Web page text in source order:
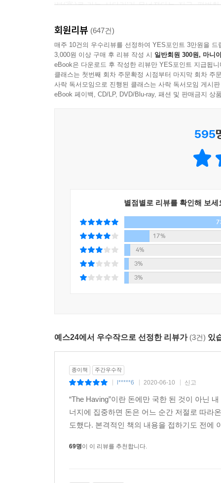
들이 부를 형성한 과정을 봐도 Having은 분명 부로
--- p.92
“진짜 부자는 돈을 쓰면서 그것을 기쁨으로 누릴
핵심이에요. 그 감정 에너지로 돈을 끌어당기거든
집중하는 데서 시작해요. 그 감정이 커져갈수록
매일 새벽 네 시에 하루를 시작하는 것. 어린 시
에 집중한 뒤 수많은 사례들을 비교하고 분석해
그녀가 쓰는 분석 방법은 다양하다. 그중 하나가
이다. 부자들의 데이터는 재산의 크기와 성격에
라 분석된다. 금융 자산에서는 주식, 채권, 파생
벌었는지, 이 모든 것이 구체적으로 살펴진다.
부자들은 재산 규모에 따라 한 번 더 나뉘게 된다
단계로 구분되는 것이다. 여기에 중산층 및 서민
생명력과 연결되어 있죠. 어떤 인공지능도 표현
져다주는 원천이 될 수 있어요.”
--- p.149
그녀가 컵을 좌우로 흔들더니 움직임을 멈추고
‘부(富)로 가는 사다리’가 무너졌다는 지금, 평범
‘낮다’고 답한 것이다. 더욱이 인공지능(AI)으
불안감은 더욱 커지고 있다.?
이처럼 ‘수저론’이 대세를 이루는 이 시대에 자
원하는 삶을 향해 편안하게 나아갈 수 있는 방법
뛰어난 학벌, 남다른 재능이 없어도 누구나 자
가장 간단하고 효율적인 방법은 이것이에요.”
감정만으로 충분히 조절할 수 있어요.”
“자신이 진정으로 원하는 것을 따라가다 보면
되는 거예요. 노를 저을 것도 없이 그저 보트를 탄
저자 이서윤은 수만 건의 사례를 직접 분석한 결
“Having은 단 돈 1달러라도 ‘지금 나에게 돈이 있
“행운은 우리의 노력에 곱셈이 되는 것이지 덧셈이
“때론 기다림도 필요합니다. 여기서 기다리는
반드시 가장 큰 과실을 딸 수 있답니다.”
“불안과 긴장의 자석은 돈을 밀어내고, 기쁨과 편
-본문 중에서
홍주연에게는 예상치 못한 행운들이 찾아왔고
회원리뷰 (647건)
매주 10건의 우수리뷰를 선정하여 YES포인트 3만원을 드
3,000원 이상 구매 후 리뷰 작성 시 일반회원 300원, 마니
eBook은 다운로드 후 작성한 리뷰만 YES포인트 지급됩니
클래스는 첫번째 회차 주문확정 시점부터 마지막 회차 주
사락 독서모임으로 진행된 클래스는 사락 독서모임 게시
eBook 페이백, CD/LP, DVD/Blu-ray, 패션 및 판매금지 상
595
별점별로 리뷰를 확인해 보세
17%
4%
3%
3%
예스24에서 우수작으로 선정한 리뷰가 (3건) 있
종이책 주간우수작
l*****6 2020-06-10 신고
“The Having”이란 돈에만 국한 된 것이 아닌
너지에 집중하면 돈은 어느 순간 저절로 따라
도했다. 본격적인 책의 내용을 접하기도 전에
69명이 이 리뷰를 추천합니다.